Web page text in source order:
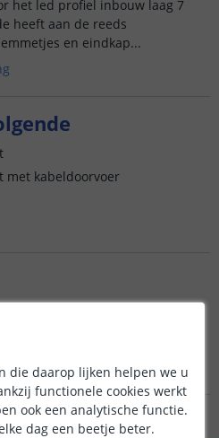
het led profiel inbouw laag 7
heeft aan de reeds
en eindkap...
met kabeldoorvoer
profiel inbouw laag 7
die daarop lijken helpen we u
functionele cookies werkt
ook een analytische functie.
dag een beetje beter.